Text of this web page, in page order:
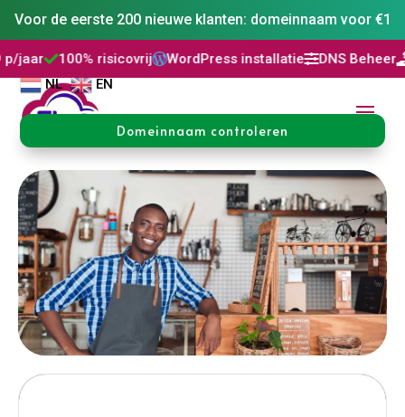
Voor de eerste 200 nieuwe klanten: domeinnaam voor €1
WordPress installatieDNS Beheer 30 dagen niet
NL
EN
Domeinnaam controleren